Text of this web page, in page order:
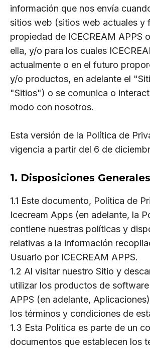
información que nos envía
sitios web (sitios web actuales y
propiedad de ICECREAM APPS
ella, y/o para los cuales
actualmente o en el futuro
y/o productos, en adelante el
"Sitios") o se comunica o
modo con nosotros.
Esta versión de la Política de
vigencia a partir del 6 de
1. Disposiciones Generales
1.1 Este documento, Política de
Icecream Apps (en adelante, la
contiene nuestras políticas y
relativas a la información
Usuario por ICECREAM APPS.
1.2 Al visitar nuestro Sitio y
utilizar los productos de software
APPS (en adelante,
los términos y condiciones de
1.3 Esta Política es parte de un
documentos que establecen los